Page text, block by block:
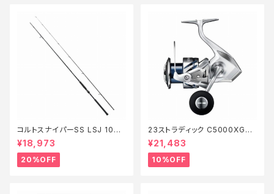
コルトスナイパーSS LSJ 100L
【特価ロッド】【20】
¥18,973
20%OFF
23ストラディック C5000XG
【継続セール_リール】【10】
¥21,483
10%OFF